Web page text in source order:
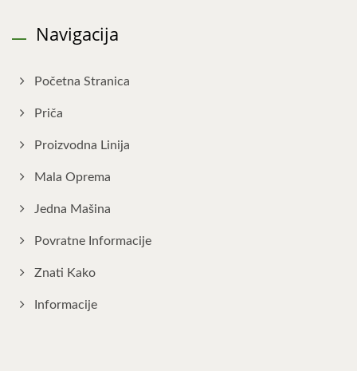
Navigacija
Početna Stranica
Priča
Proizvodna Linija
Mala Oprema
Jedna Mašina
Povratne Informacije
Znati Kako
Informacije